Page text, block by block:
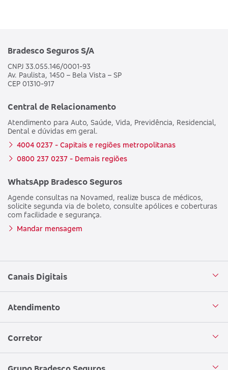
Bradesco Seguros S/A
CNPJ 33.055.146/0001-93
Av. Paulista, 1450 – Bela Vista – SP
CEP 01310-917
Central de Relacionamento
Atendimento para Auto, Saúde, Vida, Previdência, Residencial,
Dental e dúvidas em geral.
4004 0237 - Capitais e regiões metropolitanas
0800 237 0237 - Demais regiões
WhatsApp Bradesco Seguros
Agende consultas na Novamed, realize busca de médicos,
solicite segunda via de boleto, consulte apólices e coberturas
com facilidade e segurança.
Mandar mensagem
Canais Digitais
Aplicativo Bradesco Seguros
WhatsApp
Atendimento
Central de Atendimento
Corretor
Seja um corretor